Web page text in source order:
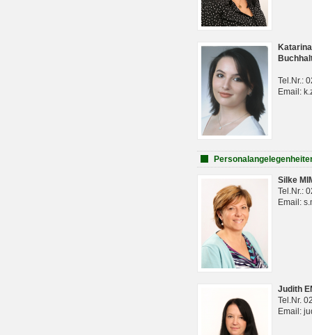
Tel.Nr.:
Email:
Silke
Tel.Nr.:
Email:
Judith
Tel.Nr.
Email: